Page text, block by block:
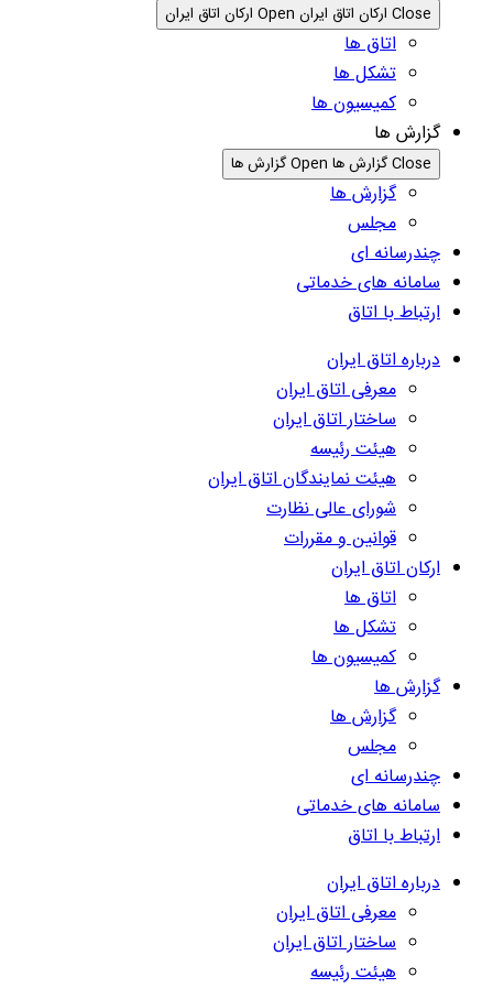
Close ارکان اتاق ایران Open ارکان اتاق ایران
اتاق ها
تشکل ها
کمیسیون ها
گزارش ها
Close گزارش ها Open گزارش ها
گزارش ها
مجلس
چندرسانه ای
سامانه های خدماتی
ارتباط با اتاق
درباره اتاق ایران
معرفی اتاق ایران
ساختار اتاق ایران
هیئت رئیسه
هیئت نمایندگان اتاق ایران
شورای عالی نظارت
قوانین و مقررات
ارکان اتاق ایران
اتاق ها
تشکل ها
کمیسیون ها
گزارش ها
گزارش ها
مجلس
چندرسانه ای
سامانه های خدماتی
ارتباط با اتاق
درباره اتاق ایران
معرفی اتاق ایران
ساختار اتاق ایران
هیئت رئیسه